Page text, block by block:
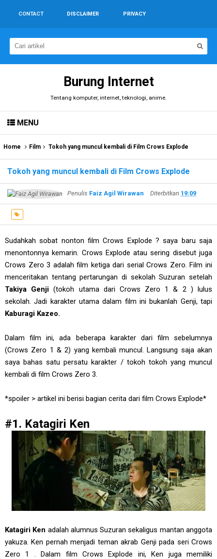
CONTACT DISCLAIMER PRIVACY
Burung Internet
Tentang komputer, internet, teknologi, anime.
MENU
Home Film Tokoh yang muncul kembali di Film Crows Explode
Tokoh yang muncul kembali di Film Crows Explode
Penulis Faiz Agil Wirawan Diterbitkan 19:09
Sudahkah sobat nonton film Crows Explode ? saya baru saja
menontonnya kemarin. Crows Explode atau sering disebut juga
Crows Zero 3 adalah film ketiga dari serial Crows Zero. Film ini
menceritakan tentang pertarungan di sekolah Suzuran setelah
Takiya Genji (tokoh utama dari Crows Zero 1 & 2 ) lulus
sekolah. Jadi karakter utama dalam film ini bukanlah Genji, tapi
Kaburagi Kazeo.
Dalam film ini, ada beberapa karakter dari film sebelumnya
(Crows Zero 1 & 2) yang kembali muncul. Langsung saja akan
saya bahas satu persatu karakter / tokoh tokoh yang muncul
kembali di film Crows Zero 3.
*spoiler > artikel ini berisi bagian cerita dari film Crows Explode*
#1. Katagiri Ken
Katagiri Ken adalah alumnus Suzuran sekaligus mantan anggota
yakuza. Ken pernah menjadi teman akrab Genji pada seri Crows
Zero 1 . Dalam film Crows Explode ini, Ken juga memiliki